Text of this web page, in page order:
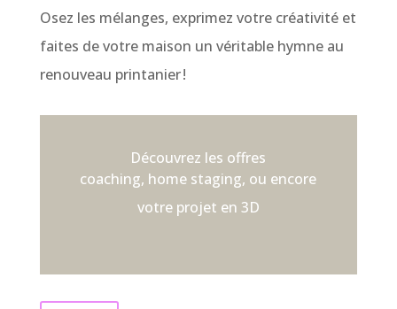
Osez les mélanges, exprimez votre créativité et
faites de votre maison un véritable hymne au
renouveau printanier !
Découvrez les offres
coaching, home staging, ou encore
votre projet en 3D